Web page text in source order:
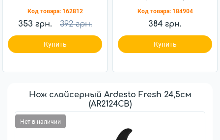
Код товара: 162812
353 грн. 392 грн.
Купить
Код товара: 184904
384 грн.
Купить
Нож слайсерный Ardesto Fresh 24,5см
(AR2124CB)
Нет в наличии